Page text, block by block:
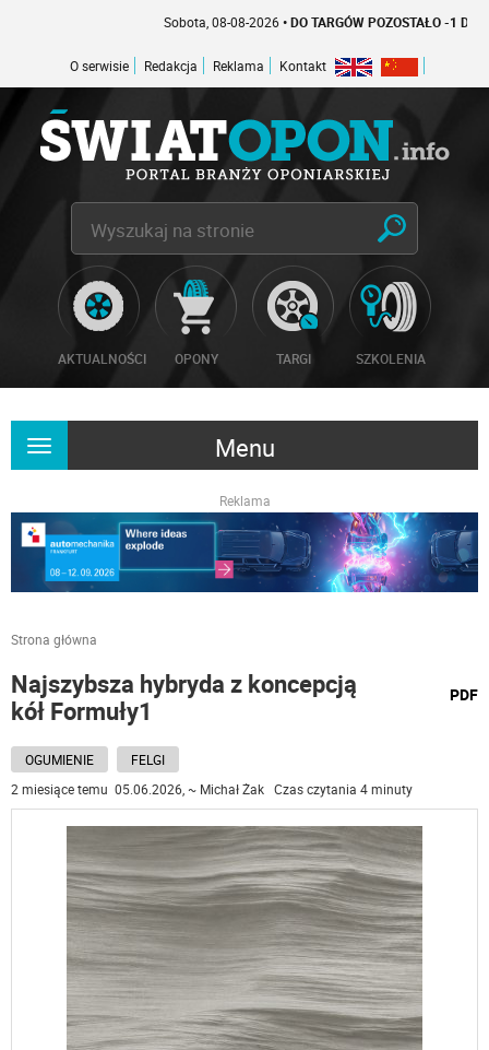
Sobota, 08-08-2026• DO TARGÓW POZOSTAŁO -1 DNI
O serwisie Redakcja Reklama Kontakt
AKTUALNOŚCI OPONY TARGI SZKOLENIA
Menu
Rozwiń
Reklama
Strona główna
Najszybsza hybryda z koncepcją
kół Formuły1
PDF
OGUMIENIE
FELGI
2 miesiące temu 05.06.2026, ~ Michał Żak Czas czytania 4 minuty